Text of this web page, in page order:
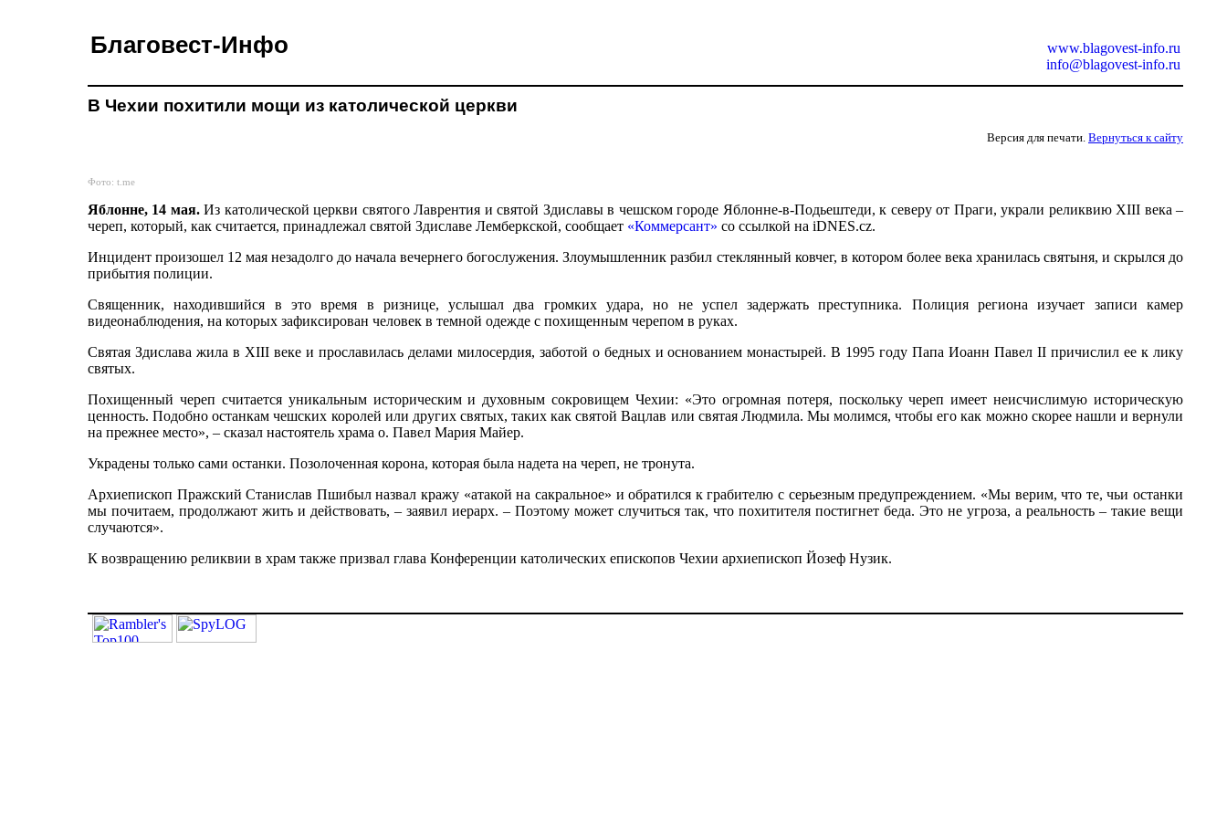
Благовест-Инфо
www.blagovest-info.ru
info@blagovest-info.ru
В Чехии похитили мощи из католической церкви
Версия для печати. Вернуться к сайту
Фото: t.me
Яблонне, 14 мая.Из католической церкви святого Лаврентия и святой Здиславы в чешском городе Яблонне-в-Подьештеди, к северу от Праги, украли реликвию XIII века –
череп, который, как считается, принадлежал святой Здиславе Лемберкской, сообщает «Коммерсант» со ссылкой на iDNES.cz.
Инцидент произошел 12 мая незадолго до начала вечернего богослужения. Злоумышленник разбил стеклянный ковчег, в котором более века хранилась святыня, и скрылся до
прибытия полиции.
Священник, находившийся в это время в ризнице, услышал два громких удара, но не успел задержать преступника. Полиция региона изучает записи камер
видеонаблюдения, на которых зафиксирован человек в темной одежде с похищенным черепом в руках.
Святая Здислава жила в XIII веке и прославилась делами милосердия, заботой о бедных и основанием монастырей. В 1995 году Папа Иоанн Павел II причислил ее к лику
святых.
Похищенный череп считается уникальным историческим и духовным сокровищем Чехии: «Это огромная потеря, поскольку череп имеет неисчислимую историческую
ценность. Подобно останкам чешских королей или других святых, таких как святой Вацлав или святая Людмила. Мы молимся, чтобы его как можно скорее нашли и вернули
на прежнее место», – сказал настоятель храма о. Павел Мария Майер.
Украдены только сами останки. Позолоченная корона, которая была надета на череп, не тронута.
Архиепископ Пражский Станислав Пшибыл назвал кражу «атакой на сакральное» и обратился к грабителю с серьезным предупреждением. «Мы верим, что те, чьи останки
мы почитаем, продолжают жить и действовать, – заявил иерарх. – Поэтому может случиться так, что похитителя постигнет беда. Это не угроза, а реальность – такие вещи
случаются».
К возвращению реликвии в храм также призвал глава Конференции католических епископов Чехии архиепископ Йозеф Нузик.